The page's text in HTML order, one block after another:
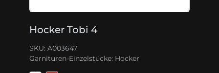
Hocker Tobi 4
SKU: A003647
Garnituren-Einzelstücke: Hocker